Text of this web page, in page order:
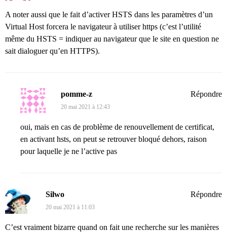
A noter aussi que le fait d’activer HSTS dans les paramètres d’un
Virtual Host forcera le navigateur à utiliser https (c’est l’utilité
même du HSTS = indiquer au navigateur que le site en question ne
sait dialoguer qu’en HTTPS).
pomme-z
20 mai 2021 à 12:43
oui, mais en cas de problème de renouvellement de certificat,
en activant hsts, on peut se retrouver bloqué dehors, raison
pour laquelle je ne l’active pas
Répondre
Silwo
20 mai 2021 à 11:03
C’est vraiment bizarre quand on fait une recherche sur les manières
Répondre